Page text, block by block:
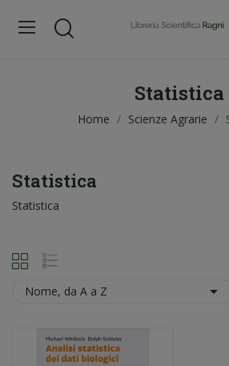
Statistica
Home Scienze Agrarie
Statistica
Statistica
Nome, da A a Z 